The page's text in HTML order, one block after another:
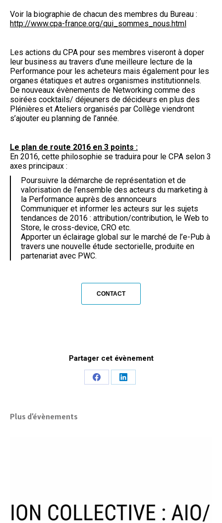
Voir la biographie de chacun des membres du Bureau :
http://www.cpa-france.org/qui_sommes_nous.html
Les actions du CPA pour ses membres viseront à doper
leur business au travers d’une meilleure lecture de la
Performance pour les acheteurs mais également pour les
organes étatiques et autres organismes institutionnels.
De nouveaux évènements de Networking comme des
soirées cocktails/ déjeuners de décideurs en plus des
Plénières et Ateliers organisés par Collège viendront
s’ajouter eu planning de l’année.
Le plan de route 2016 en 3 points :
En 2016, cette philosophie se traduira pour le CPA selon 3
axes principaux :
Poursuivre la démarche de représentation et de
valorisation de l’ensemble des acteurs du marketing à
la Performance auprès des annonceurs
Communiquer et informer les acteurs sur les sujets
tendances de 2016 : attribution/contribution, le Web to
Store, le cross-device, CRO etc.
Apporter un éclairage global sur le marché de l’e-Pub à
travers une nouvelle étude sectorielle, produite en
partenariat avec PWC.
CONTACT
Partager cet évènement
Share
Share
Plus d'évènements